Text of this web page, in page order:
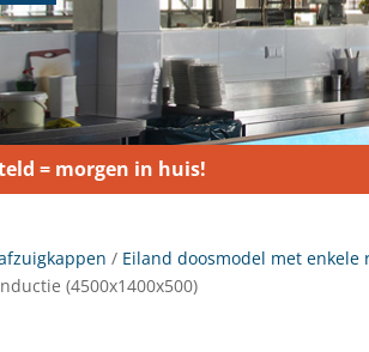
= morgen in huis!
/ Eiland doosmodel met
(4500x1400x500)